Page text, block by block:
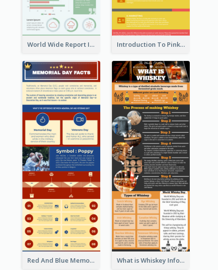
World Wide Report Infographic Introduction To Pink Economy Infographic
Red And Blue Memorial Day Fasts Infographic Design What is Whiskey Infographic